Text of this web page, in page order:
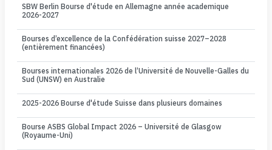
SBW Berlin Bourse d'étude en Allemagne année academique
2026-2027
Bourses d’excellence de la Confédération suisse 2027–2028
(entièrement financées)
Bourses internationales 2026 de l’Université de Nouvelle-Galles du
Sud (UNSW) en Australie
2025-2026 Bourse d'étude Suisse dans plusieurs domaines
Bourse ASBS Global Impact 2026 – Université de Glasgow
(Royaume-Uni)